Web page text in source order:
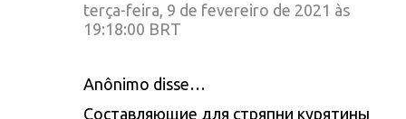
terça-feira, 9 de fevereiro de 2021 às
19:18:00 BRT
Anônimo disse…
Составляющие для стряпни курятины